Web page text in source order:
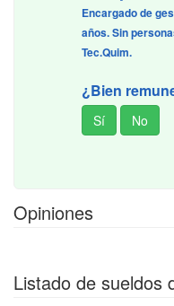
Encargado de
años. Sin
Tec.Quim.
¿Bien
Opiniones
Listado de sueldos